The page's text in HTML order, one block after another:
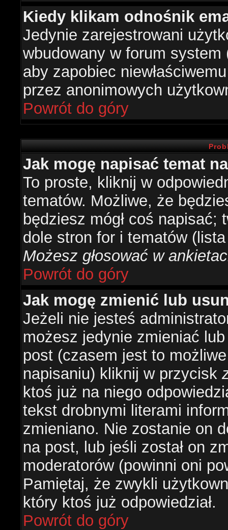
Kiedy klikam odnośnik
Jedynie zarejestrowani
wbudowany w forum system
aby zapobiec
przez anonimowych
Powrót do góry
Jak mogę napisać temat
To proste, kliknij w
tematów. Możliwe, że
będziesz mógł coś
dole stron for i tematów
Możesz głosować w
Powrót do góry
Jak mogę zmienić lub
Jeżeli nie jesteś
możesz jedynie zmieniać
post (czasem jest to
napisaniu) kliknij w przycisk
ktoś już na niego
tekst drobnymi literami
zmieniano. Nie zostanie on
na post, lub jeśli został on
moderatorów (powinni oni
Pamiętaj, że zwykli
który ktoś już odpowiedział.
Powrót do góry